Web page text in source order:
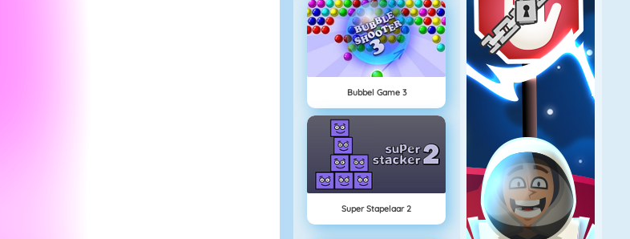
Bubbel Game 3
Super Stapelaar 2